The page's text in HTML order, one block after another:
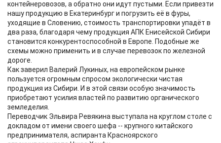
контейнеровозов, а обратно они идут пустыми. Если привезти
нашу продукцию в Екатеринбург и погрузить её в фуры,
уходящие в Словению, стоимость транспортировки упадёт в
два раза, благодаря чему продукция АПК Енисейской Сибири
становится конкурентоспособной в Европе. Подобные же
схемы можно применить и в случае перевозок по железной
дороге.
Как заверил Валерий Лукиных, на европейском рынке
пользуется огромным спросом экологически чистая
продукция из Сибири. И в этой связи особую значимость
приобретают усилия властей по развитию органического
земледелия.
Переводчик Эльвира Ревякина выступала на круглом столе с
докладом от имени своего шефа -- крупного китайского
предпринимателя, аспиранта Красноярского